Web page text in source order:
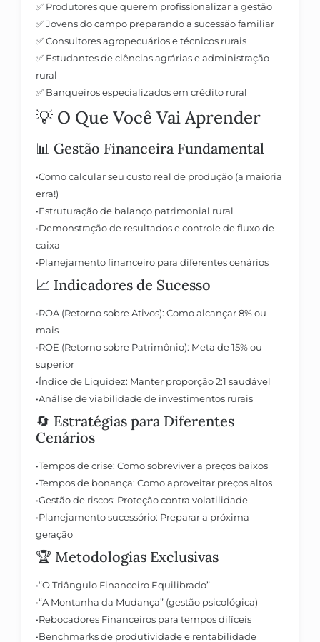
✅ Produtoresque querem profissionalizar a gestão
✅Jovens do campo preparando a sucessão familiar
✅Consultores agropecuáriose técnicos rurais
✅ Estudantesde ciências agrárias e administração
rural
✅ Banqueirosespecializados em crédito rural
💡 O Que Você Vai Aprender
📊 Gestão Financeira Fundamental
•Como calcular seu custo real de produção (a maioria
erra!)
•Estruturação de balanço patrimonial rural
•Demonstração de resultadose controle de fluxo de
caixa
•Planejamento financeiro para diferentes cenários
📈 Indicadores de Sucesso
•ROA (Retorno sobre Ativos): Como alcançar 8% ou
mais
•ROE (Retorno sobre Patrimônio): Meta de 15% ou
superior
•Índice de Liquidez: Manter proporção 2:1 saudável
•Análise de viabilidadede investimentos rurais
🔄 Estratégias para Diferentes
Cenários
•Tempos de crise: Como sobreviver a preços baixos
•Tempos de bonança: Como aproveitar preços altos
•Gestão de riscos: Proteção contra volatilidade
•Planejamento sucessório: Preparar a próxima
geração
🏆 Metodologias Exclusivas
•“O Triângulo Financeiro Equilibrado”
•“A Montanha da Mudança” (gestão psicológica)
•Rebocadores Financeiros para tempos difíceis
•Benchmarksde produtividade e rentabilidade